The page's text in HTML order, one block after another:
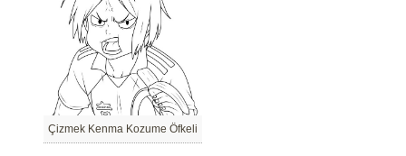
Çizmek Kenma Kozume Öfkeli